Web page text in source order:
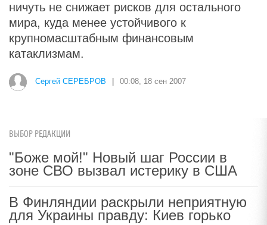
ничуть не снижает рисков для остального
мира, куда менее устойчивого к
крупномасштабным финансовым
катаклизмам.
Сергей СЕРЕБРОВ 00:08, 18 сен 2007
ВЫБОР РЕДАКЦИИ
"Боже мой!" Новый шаг России в
зоне СВО вызвал истерику в США
В Финляндии раскрыли неприятную
для Украины правду: Киев горько